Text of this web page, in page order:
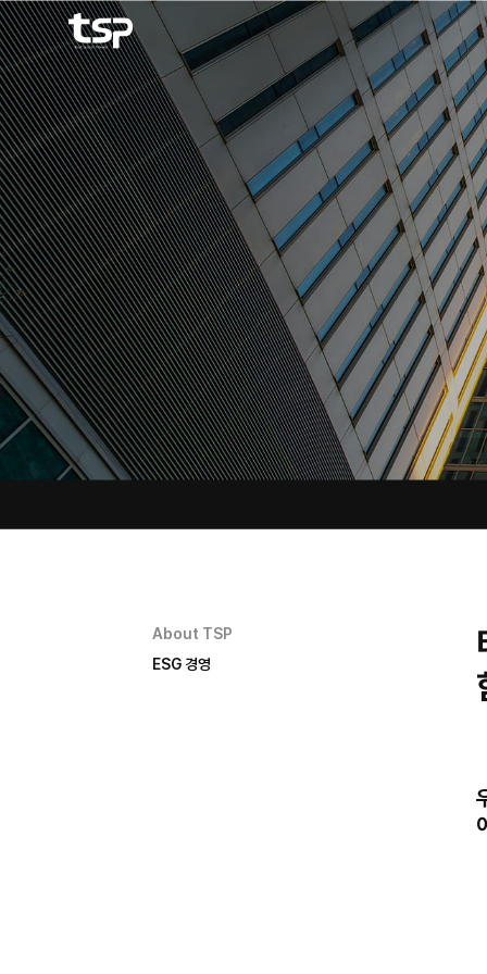
메뉴 바로가기본문 바로가기
About TSP
ESG 경영